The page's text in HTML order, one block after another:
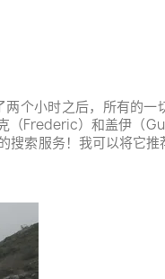
个小时之后，所有的一
（Frederic）和盖伊（
搜索服务！我可以将它推